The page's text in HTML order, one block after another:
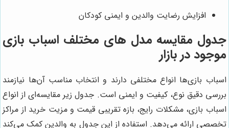
افزایش رضایت والدین و ایمنی کودکان
جدول مقایسه مدل های مختلف اسباب بازی
موجود در بازار
اسباب بازی‌ها انواع مختلفی دارند و انتخاب مناسب آن‌ها نیازمند
بررسی دقیق نوع، کیفیت و ایمنی است. جدول زیر مقایسه‌ای از انواع
اسباب بازی، مشکلات رایج، بازه تقریبی قیمت و مزیت خرید از مراکز
تخصصی ارائه می‌دهد. استفاده از این جدول به والدین کمک می‌کند